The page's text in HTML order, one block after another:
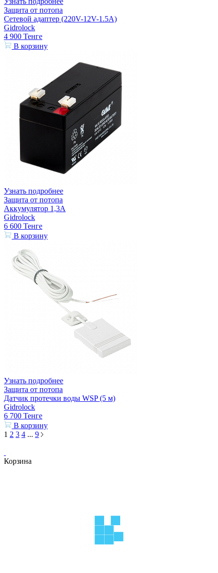
Защита от потопа
Сетевой адаптер (220V-12V-1.5A)
Gidrolock
4 900 Тенге
В корзину
Узнать подробнее
Защита от потопа
Аккумулятор 1,3А
Gidrolock
6 600 Тенге
В корзину
Узнать подробнее
Защита от потопа
Датчик протечки воды WSP (5 м)
Gidrolock
6 700 Тенге
В корзину
1 2 3 4 ... 9
Корзина